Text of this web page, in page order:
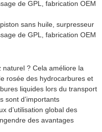
naturel ? Cela améliore la
rosée des hydrocarbures et
liquides lors du transport
sont d’importants
d’utilisation global des
des avantages